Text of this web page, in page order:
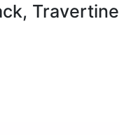
Travertine